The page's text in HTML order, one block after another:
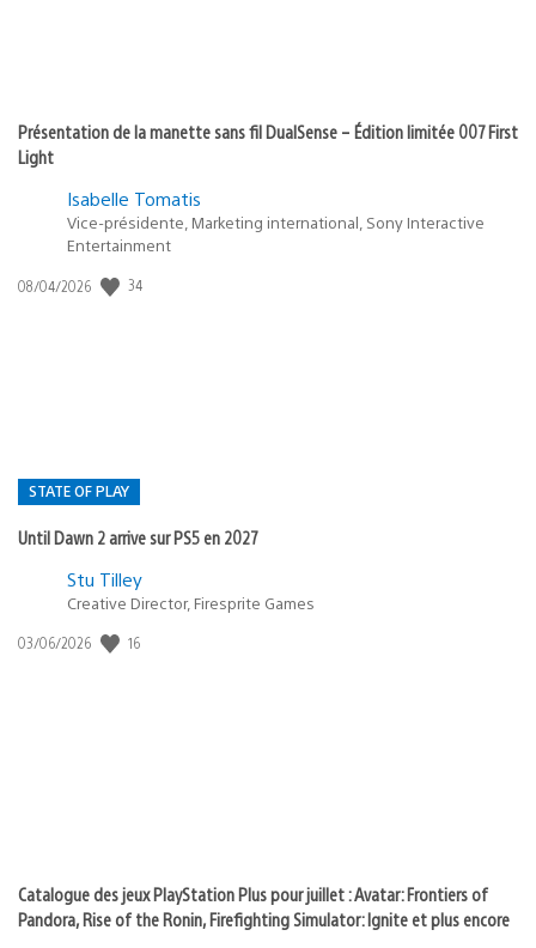
Présentation de la manette sans fil DualSense – Édition limitée 007 First
Light
Isabelle Tomatis
Vice-présidente, Marketing international, Sony Interactive
Entertainment
Date
08/04/2026 34
STATE OF PLAY
Until Dawn 2 arrive sur PS5 en 2027
Postée
:
Stu Tilley
Creative Director, Firesprite Games
Date
03/06/2026 16
Catalogue des jeux PlayStation Plus pour juillet : Avatar: Frontiers of
Pandora, Rise of the Ronin, Firefighting Simulator: Ignite et plus encore